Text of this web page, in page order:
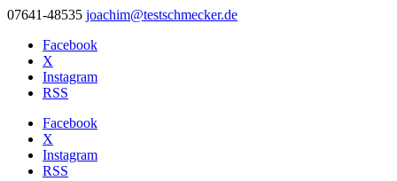
07641-48535 joachim@testschmecker.de
Facebook
X
Instagram
RSS
Facebook
X
Instagram
RSS